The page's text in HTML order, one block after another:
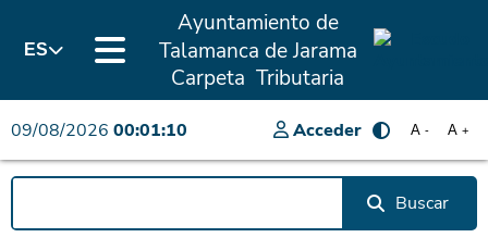
ES
Ayuntamiento de
Talamanca de Jarama
Carpeta Tributaria
09/08/2026 00:01:10 Acceder A +
A -
Buscar